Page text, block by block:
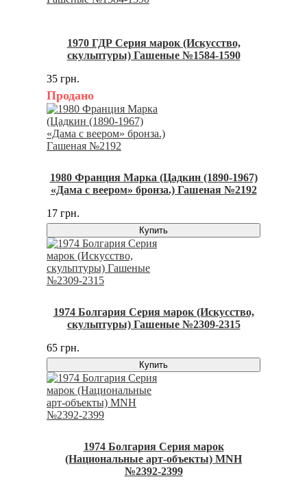
1970 ГДР Серия марок (Искусство,
скульптуры) Гашеные №1584-1590
35 грн.
Продано
1980 Франция Марка (Цадкин (1890-1967)
«Дама с веером» бронза.) Гашеная №2192
17 грн.
Купить
1974 Болгария Серия марок (Искусство,
скульптуры) Гашеные №2309-2315
65 грн.
Купить
1974 Болгария Серия марок
(Национальные арт-объекты) MNH
№2392-2399